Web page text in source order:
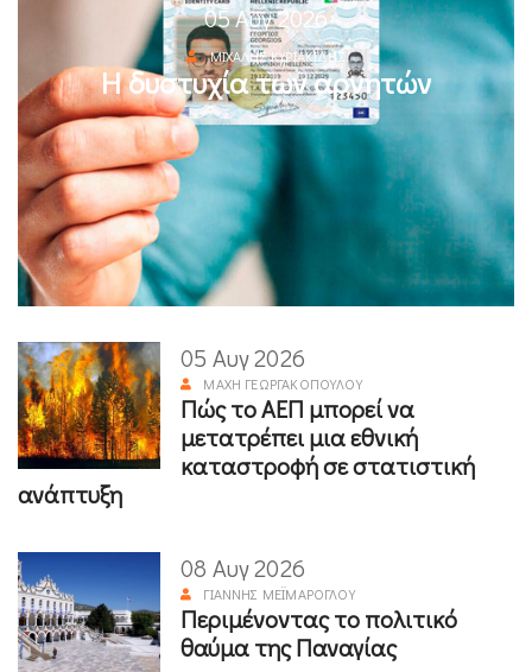
05 Αυγ 2026
ΜΙΧΆΛΗΣ ΚΥΡΙΑΚΊΔΗΣ
Η δυστυχία των αρνητών
05 Αυγ 2026
ΜΆΧΗ ΓΕΩΡΓΑΚΟΠΟΎΛΟΥ
Πώς το ΑΕΠ μπορεί να
μετατρέπει μια εθνική
καταστροφή σε στατιστική
ανάπτυξη
08 Αυγ 2026
ΓΙΆΝΝΗΣ ΜΕΪΜΆΡΟΓΛΟΥ
Περιμένοντας το πολιτικό
θαύμα της Παναγίας